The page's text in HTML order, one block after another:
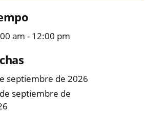
am - 12:00 pm
septiembre de 2026
septiembre de